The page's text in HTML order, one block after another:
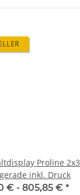
Proline 2x3
inkl. Druck
€ - 805,85 € *